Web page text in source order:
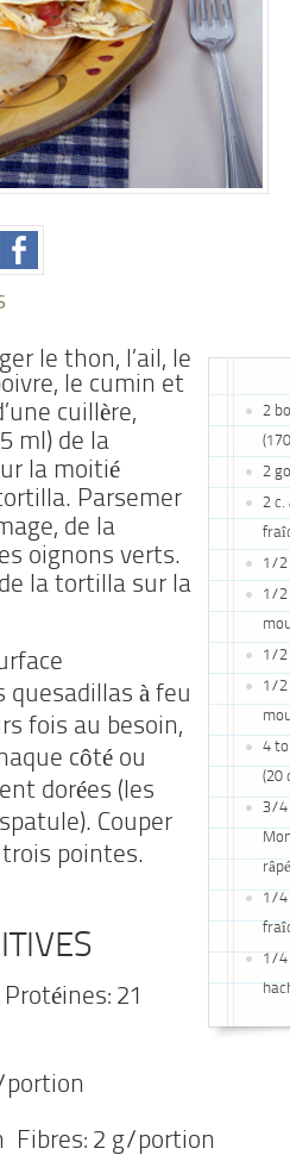
2
2
2 c.
1/2
1/2
1/2
1/2
4
(20
3/4
1/4
1/4
le thon, l’ail, le
le cumin et
cuillère,
ml) de la
la moitié
Parsemer
de la
oignons verts.
la tortilla sur la
quesadillas à feu
fois au besoin,
côté ou
dorées (les
Couper
pointes.
21
portion
Fibres: 2 g/portion